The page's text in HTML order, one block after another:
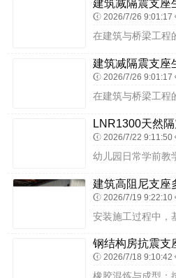
2026/7/26 9:01:17
2026/7/26 9:01:17
2026/7/22 9:11:50
2026/7/19 9:22:10
2026/7/18 9:10:42